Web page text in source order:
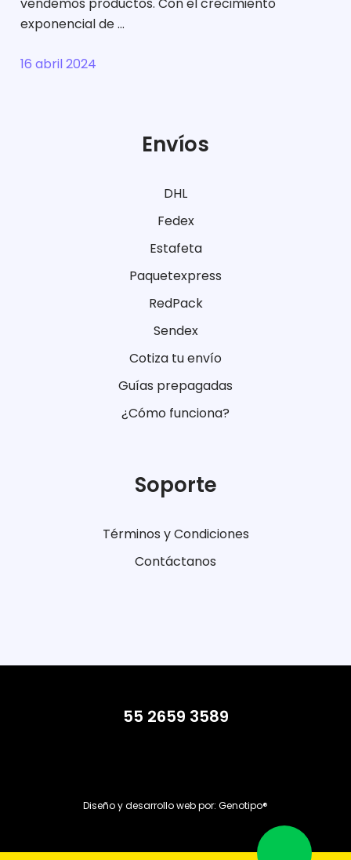
exponencial de ...
16 abril 2024
Envíos
DHL
Fedex
Estafeta
Paquetexpress
RedPack
Sendex
Cotiza tu envío
Guías prepagadas
¿Cómo funciona?
Soporte
Términos y Condiciones
Contáctanos
55 2659 3589
Diseño y desarrollo web por: Genotipo®